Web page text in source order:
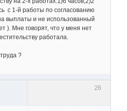
с 1-й работы по согласованию
выплаты и не использованный
). Мне говорят, что у меня нет
работала.
?
26